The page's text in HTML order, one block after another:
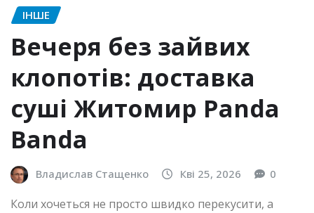
ІНШЕ
Вечеря без зайвих
клопотів: доставка
суші Житомир Panda
Banda
Владислав Стащенко Кві 25, 2026 0
Коли хочеться не просто швидко перекусити, а